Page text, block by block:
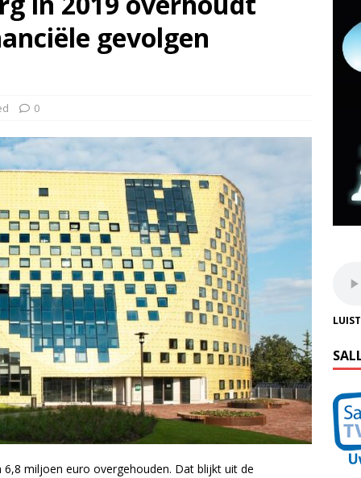
gevolgen
0
miljoen euro overgehouden. Dat blijkt uit de